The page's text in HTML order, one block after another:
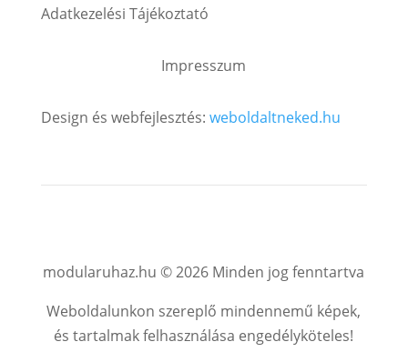
Adatkezelési Tájékoztató
Impresszum
Design és webfejlesztés: weboldaltneked.hu
modularuhaz.hu © 2026 Minden jog fenntartva
Weboldalunkon szereplő mindennemű képek,
és tartalmak felhasználása engedélyköteles!